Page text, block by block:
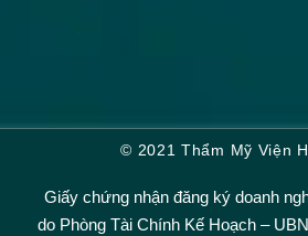
© 2021 Thẩm Mỹ Viện
Giấy chứng nhận đăng ký doanh
do Phòng Tài Chính Kế Hoạch –